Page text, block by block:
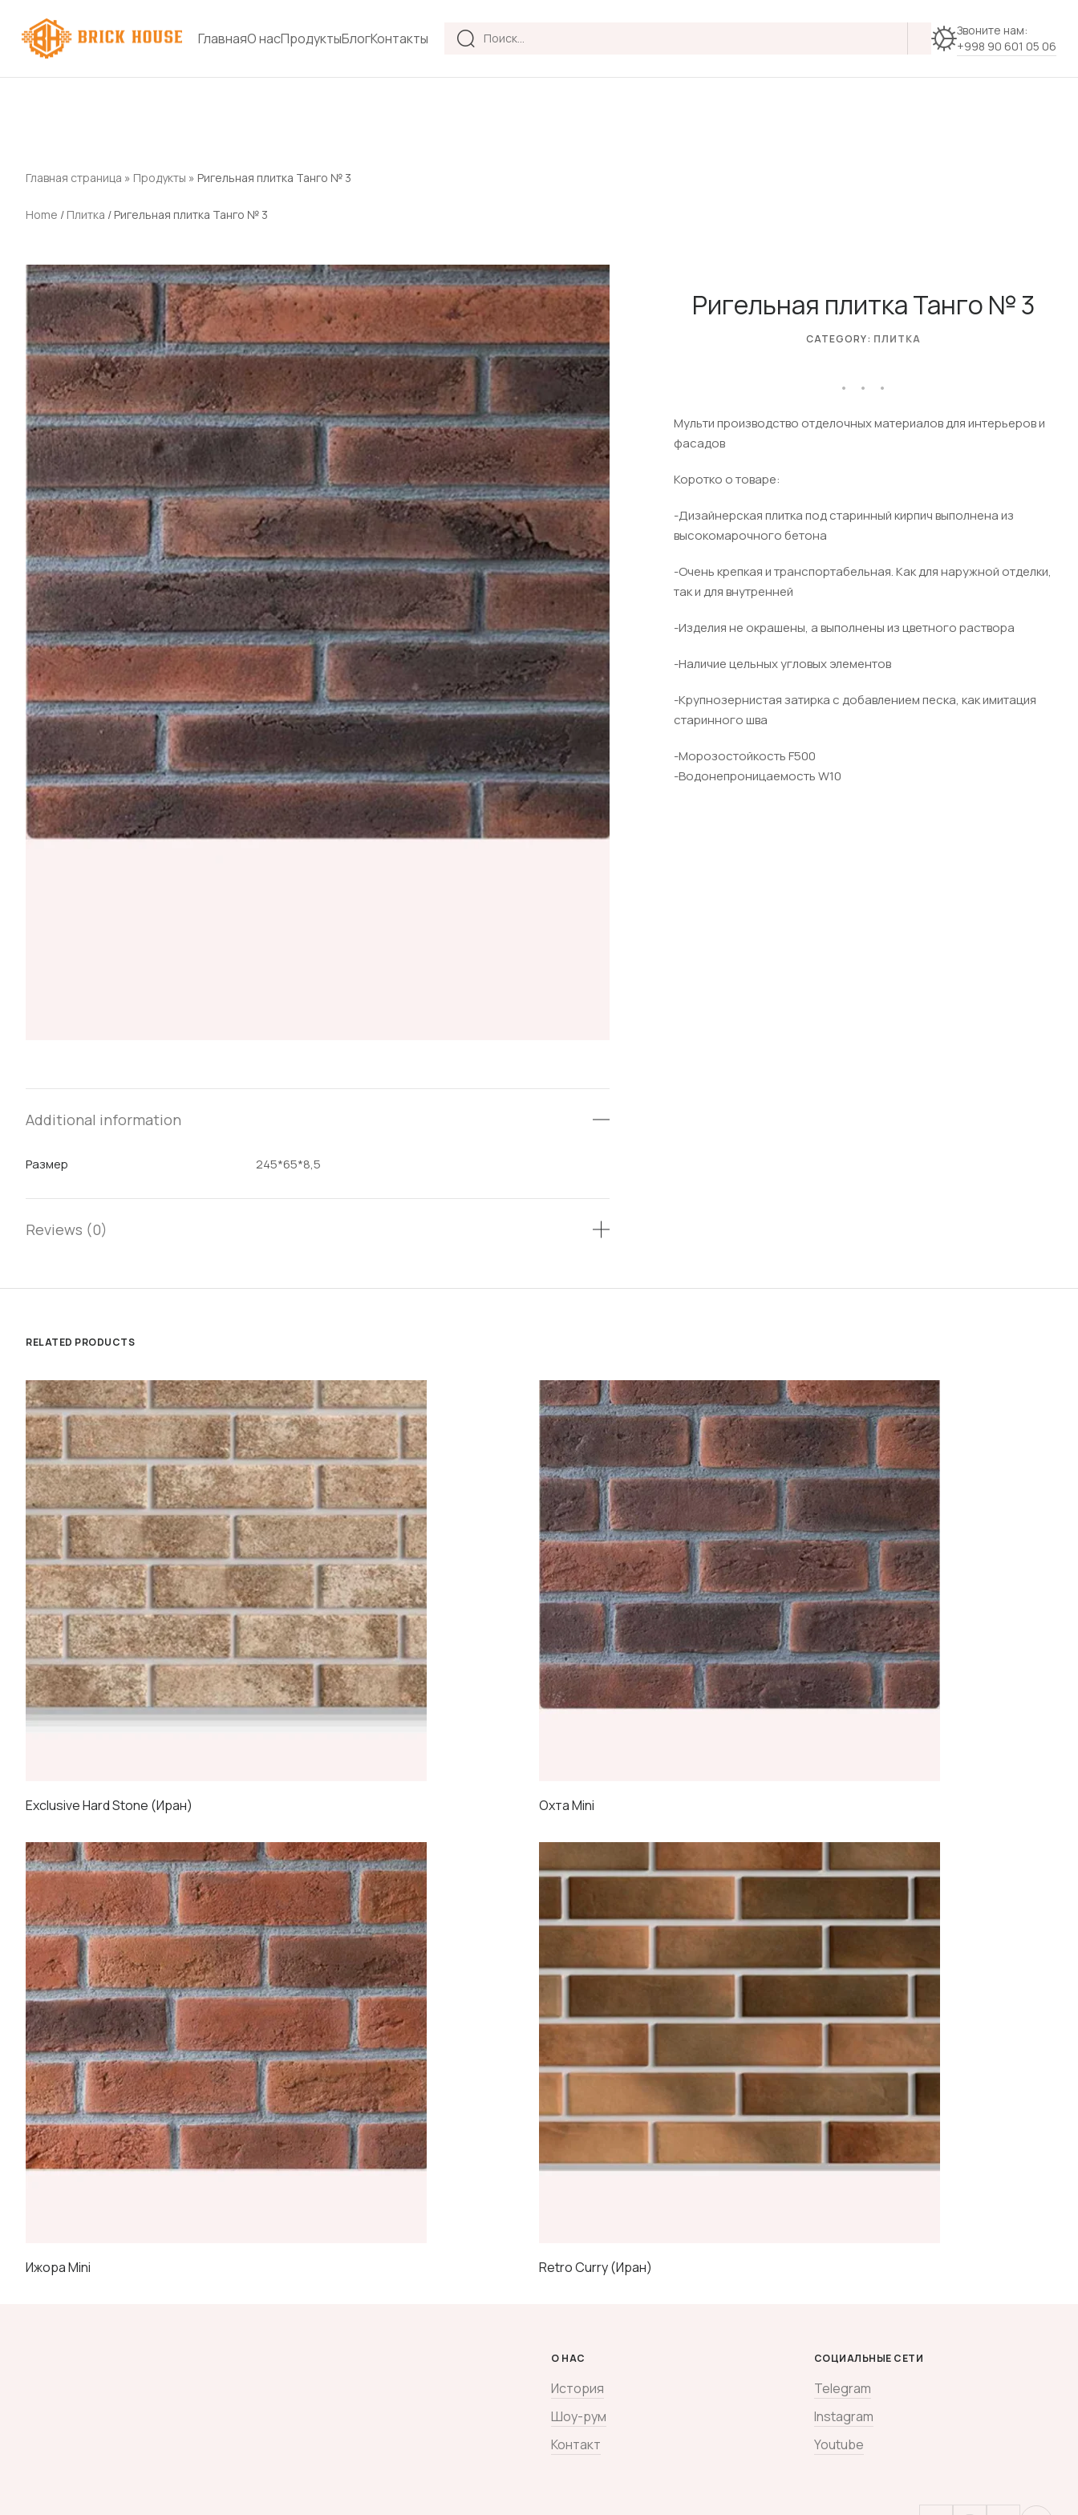
Products
search
Звоните нам:
+998 90 601 05 06
ГлавнаяО насПродуктыБлогКонтакты
Главная страница » Продукты » Ригельная плитка Танго № 3
Home / Плитка / Ригельная плитка Танго № 3
Ригельная плитка Танго № 3
Мульти производство отделочных материалов для интерьеров и
фасадов
Коротко о товаре:
-Дизайнерская плитка под старинный кирпич выполнена из
высокомарочного бетона
-Очень крепкая и транспортабельная. Как для наружной отделки,
так и для внутренней
-Изделия не окрашены, а выполнены из цветного раствора
-Наличие цельных угловых элементов
-Крупнозернистая затирка с добавлением песка, как имитация
старинного шва
-Морозостойкость F500
-Водонепроницаемость W10
CATEGORY: ПЛИТКА
Additional information
Размер 245*65*8,5
Reviews (0)
RELATED PRODUCTS
Exclusive Hard Stone (Иран) Охта Mini
Ижора Mini Retro Curry (Иран)
О НАС
История
Шоу-рум
Контакт
СОЦИАЛЬНЫЕ СЕТИ
Telegram
Instagram
Youtube